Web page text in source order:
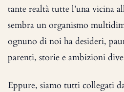
tante realtà tutte l’una vicina
sembra un organismo
ognuno di noi ha desideri,
parenti, storie e ambizioni
Eppure, siamo tutti collegati